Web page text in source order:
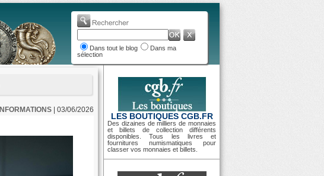
Dans tout le blog
Dans ma
sélection
| 03/06/2026
INFORMATIONS
LES BOUTIQUES CGB.FR
Des dizaines de milliers de monnaies
et billets de collection différents
disponibles. Tous les livres et
fournitures numismatiques pour
classer vos monnaies et billets.